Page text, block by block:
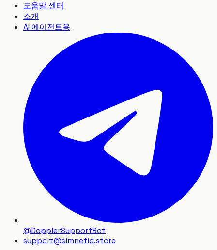
도움말 센터
소개
AI 에이전트용
@DopplerSupportBot
support@simnetiq.store